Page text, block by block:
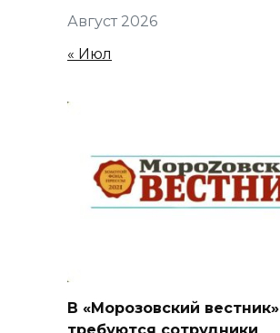
Август 2026
« Июл
В «Морозовский вестник»
требуются сотрудники